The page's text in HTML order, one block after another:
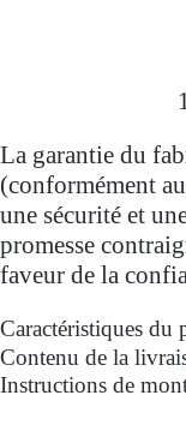
La garantie du
(conformément
une sécurité et
promesse
faveur de la
Caractéristiques du
Contenu de la
Instructions de